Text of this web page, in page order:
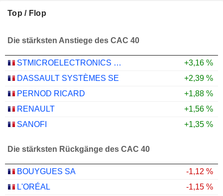
Top / Flop
Die stärksten Anstiege des CAC 40
STMICROELECTRONICS N.V.
+3,16 %
DASSAULT SYSTÈMES SE
+2,39 %
PERNOD RICARD
+1,88 %
RENAULT
+1,56 %
SANOFI
+1,35 %
Die stärksten Rückgänge des CAC 40
BOUYGUES SA
-1,12 %
L'ORÉAL
-1,15 %